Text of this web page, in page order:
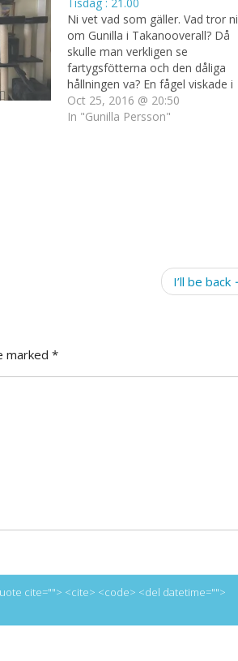
Ni vet vad som gäller. Vad tror ni
om Gunilla i Takanooverall? Då
skulle man verkligen se
fartygsfötterna och den dåliga
hållningen va? En fågel viskade i
örat att kvällens avsnitt skall vara
crazy bananas. Det låter helt
Oct 25, 2016 @ 20:50
In "Gunilla Persson"
I’ll be back
marked *
cite=""> <cite> <code> <del datetime="">